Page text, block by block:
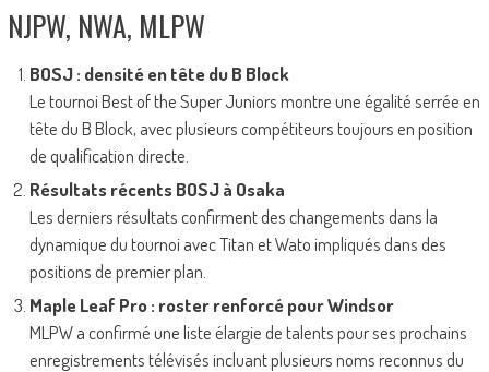
NJPW, NWA, MLPW
BOSJ : densité en tête du B Block
Le tournoi Best of the Super Juniors montre une égalité serrée en
tête du B Block, avec plusieurs compétiteurs toujours en position
de qualification directe.
Résultats récents BOSJ à Osaka
Les derniers résultats confirment des changements dans la
dynamique du tournoi avec Titan et Wato impliqués dans des
positions de premier plan.
Maple Leaf Pro : roster renforcé pour Windsor
MLPW a confirmé une liste élargie de talents pour ses prochains
enregistrements télévisés incluant plusieurs noms reconnus du